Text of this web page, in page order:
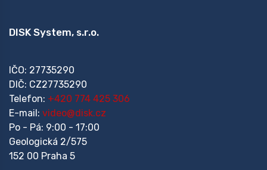
DISK System, s.r.o.
IČO: 27735290
DIČ: CZ27735290
Telefon: +420 774 425 306
E-mail: video@disk.cz
Po - Pá: 9:00 - 17:00
Geologická 2/575
152 00 Praha 5